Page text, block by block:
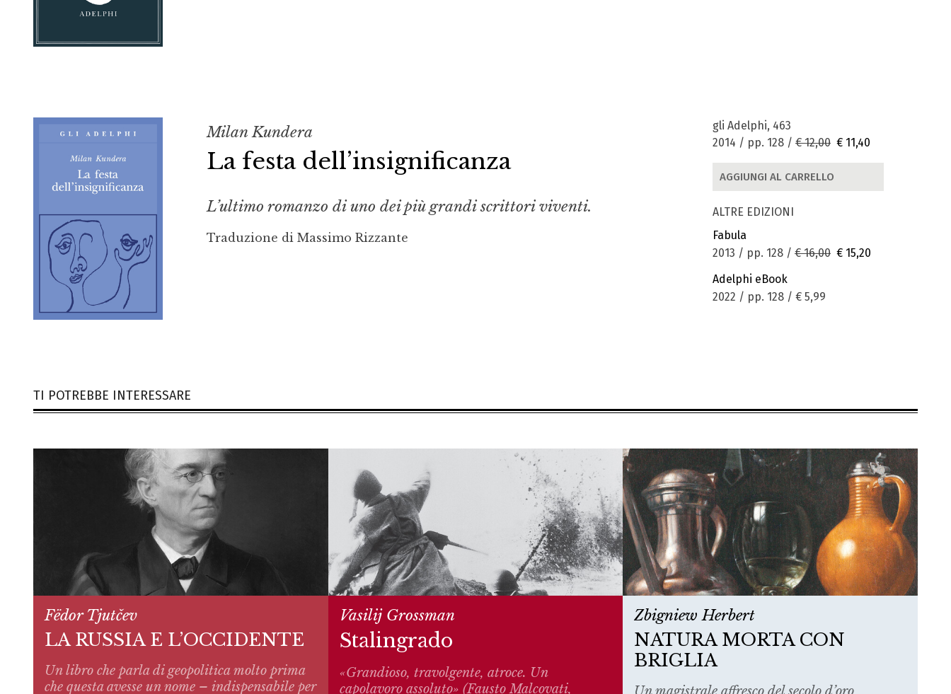
Milan Kundera
La festa dell’insignificanza
L’ultimo romanzo di uno dei più grandi scrittori viventi.
Traduzione di Massimo Rizzante
gli Adelphi, 463
2014 / pp. 128 / € 12,00 € 11,40
AGGIUNGI AL CARRELLO
ALTRE EDIZIONI
Fabula
2013 / pp. 128 / € 16,00 € 15,20
Adelphi eBook
2022 / pp. 128 / € 5,99
TI POTREBBE INTERESSARE
Fëdor Tjutčev
LA RUSSIA E L’OCCIDENTE
Un libro che parla di geopolitica molto prima
che questa avesse un nome – indispensabile per
Vasilij Grossman
Stalingrado
«Grandioso, travolgente, atroce. Un
capolavoro assoluto» (Fausto Malcovati,
Zbigniew Herbert
NATURA MORTA CON
BRIGLIA